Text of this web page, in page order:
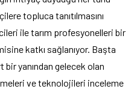
topluca tanıtılmasını
ile tarım profesyonelleri bir
katkı sağlanıyor. Başta
yanından gelecek olan
ve teknolojileri inceleme